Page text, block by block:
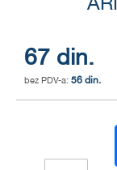
67 din.
56 din.
of
the
images
gallery